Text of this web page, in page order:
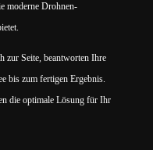
moderne Drohnen-
zur Seite, beantworten Ihre
bis zum fertigen Ergebnis.
die optimale Lösung für Ihr